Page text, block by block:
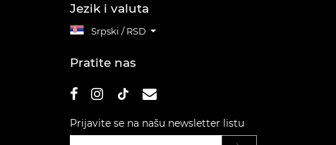
Jezik i valuta
Srpski / RSD
Pratite nas
Prijavite se na našu newsletter listu